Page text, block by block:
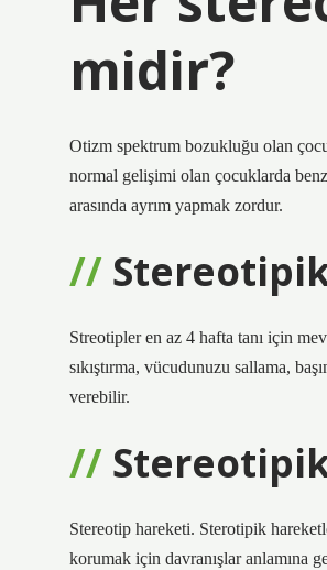
midir?
Otizm spektrum bozukluğu olan
normal gelişimi olan çocuklarda
arasında ayrım yapmak zordur.
Streotipler en az 4 hafta tanı için
sıkıştırma, vücudunuzu sallama,
verebilir.
Stereotip hareketi. Sterotipik
korumak için davranışlar anlamına